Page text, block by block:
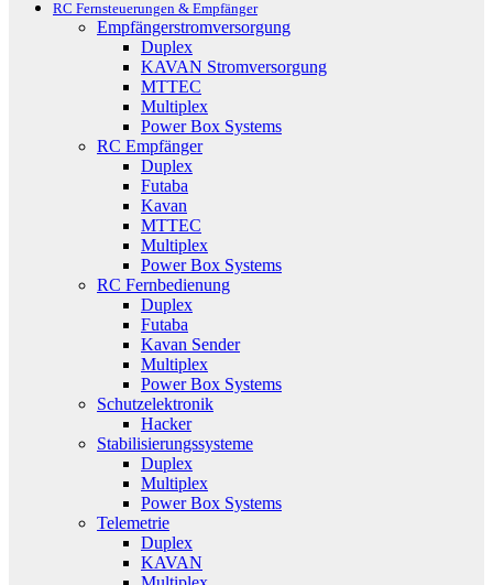
RC Fernsteuerungen & Empfänger
Empfängerstromversorgung
Duplex
KAVAN Stromversorgung
MTTEC
Multiplex
Power Box Systems
RC Empfänger
Duplex
Futaba
Kavan
MTTEC
Multiplex
Power Box Systems
RC Fernbedienung
Duplex
Futaba
Kavan Sender
Multiplex
Power Box Systems
Schutzelektronik
Hacker
Stabilisierungssysteme
Duplex
Multiplex
Power Box Systems
Telemetrie
Duplex
KAVAN